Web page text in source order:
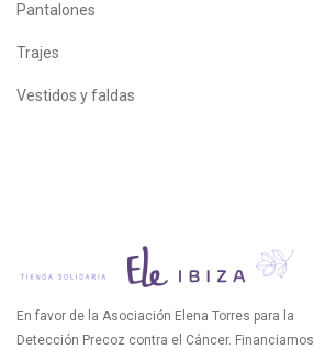
Pantalones
Trajes
Vestidos y faldas
En favor de la Asociación Elena Torres para la
Detección Precoz contra el Cáncer. Financiamos